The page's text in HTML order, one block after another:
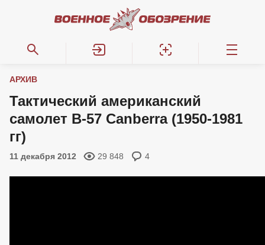
АРХИВ
Тактический американский
самолет B-57 Canberra (1950-1981
гг)
11 декабря 2012 29 848 4